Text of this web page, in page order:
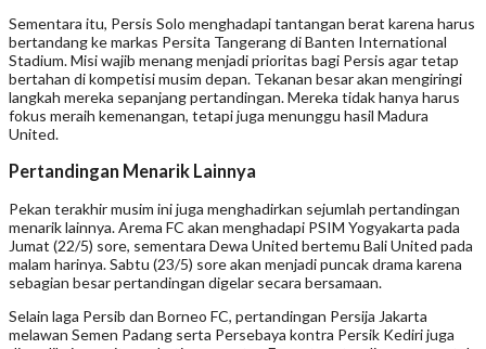
Sementara itu, Persis Solo menghadapi tantangan berat karena harus
bertandang ke markas Persita Tangerang di Banten International
Stadium. Misi wajib menang menjadi prioritas bagi Persis agar tetap
bertahan di kompetisi musim depan. Tekanan besar akan mengiringi
langkah mereka sepanjang pertandingan. Mereka tidak hanya harus
fokus meraih kemenangan, tetapi juga menunggu hasil Madura
United.
Pertandingan Menarik Lainnya
Pekan terakhir musim ini juga menghadirkan sejumlah pertandingan
menarik lainnya. Arema FC akan menghadapi PSIM Yogyakarta pada
Jumat (22/5) sore, sementara Dewa United bertemu Bali United pada
malam harinya. Sabtu (23/5) sore akan menjadi puncak drama karena
sebagian besar pertandingan digelar secara bersamaan.
Selain laga Persib dan Borneo FC, pertandingan Persija Jakarta
melawan Semen Padang serta Persebaya kontra Persik Kediri juga